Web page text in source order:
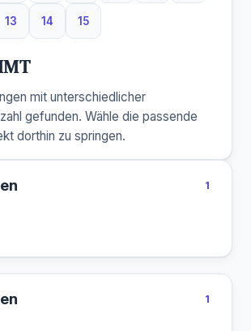
13
13 Buchstaben
14
14 Buchstaben
15
15 Buchstaben
mit unterschiedlicher
gefunden. Wähle die passende
dorthin zu springen.
1
1